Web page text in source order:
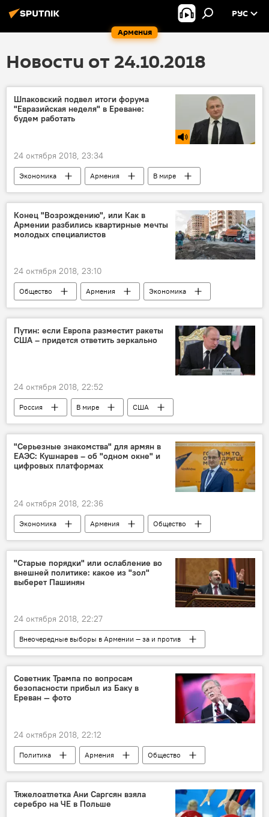
Армения
РУС
Новости от 24.10.2018
Шпаковский подвел итоги форума
"Евразийская неделя" в Ереване:
будем работать
24 октября 2018, 23:34
Экономика Армения
В мире
форум
итоги Голос
Конец "Возрождению", или Как в
Армении разбились квартирные мечты
молодых специалистов
24 октября 2018, 23:10
Общество Армения
Экономика
Квартира
Новости Армения
Путин: если Европа разместит ракеты
США – придется ответить зеркально
24 октября 2018, 22:52
Россия В мире
США
Европа
"Серьезные знакомства" для армян в
ЕАЭС: Кушнарев – об "одном окне" и
цифровых платформах
24 октября 2018, 22:36
Экономика Армения
Общество
Новости Армения
форум
"Старые порядки" или ослабление во
внешней политике: какое из "зол"
выберет Пашинян
24 октября 2018, 22:27
Внеочередные выборы в Армении — за и против
Политика
Армения
Общество
Пашинян Никол
Новости Армения
Советник Трампа по вопросам
безопасности прибыл из Баку в
Ереван — фото
24 октября 2018, 22:12
Политика Армения
Общество
Новости Армения
Баку
Джон Болтон
Армен Григорян
Дональд Трамп
Тяжелоатлетка Ани Саргсян взяла
серебро на ЧЕ в Польше